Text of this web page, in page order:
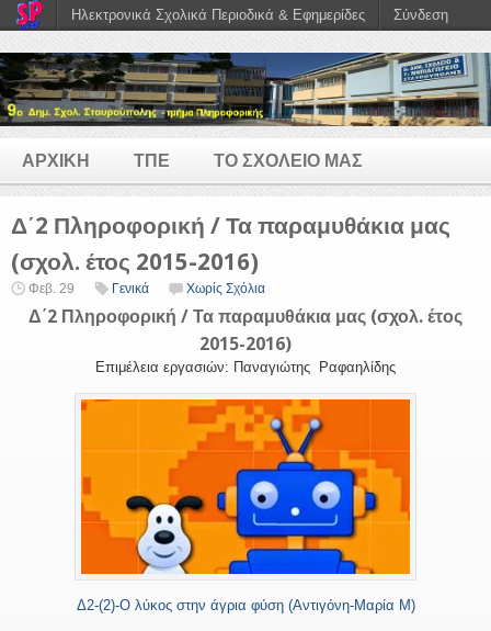
ΑΡΧΙΚΗ ΤΠΕ ΤΟ ΣΧΟΛΕΙΟ ΜΑΣ
Δ΄2 Πληροφορική / Τα παραμυθάκια μας
(σχολ. έτος 2015-2016)
Φεβ. 29 Γενικά Χωρίς Σχόλια
Δ΄2 Πληροφορική / Τα παραμυθάκια μας (σχολ. έτος
2015-2016)
Επιμέλεια εργασιών: Παναγιώτης Ραφαηλίδης
Δ2-(2)-Ο λύκος στην άγρια φύση (Αντιγόνη-Μαρία M)
Ηλεκτρονικά Σχολικά Περιοδικά & Εφημερίδες Σύνδεση